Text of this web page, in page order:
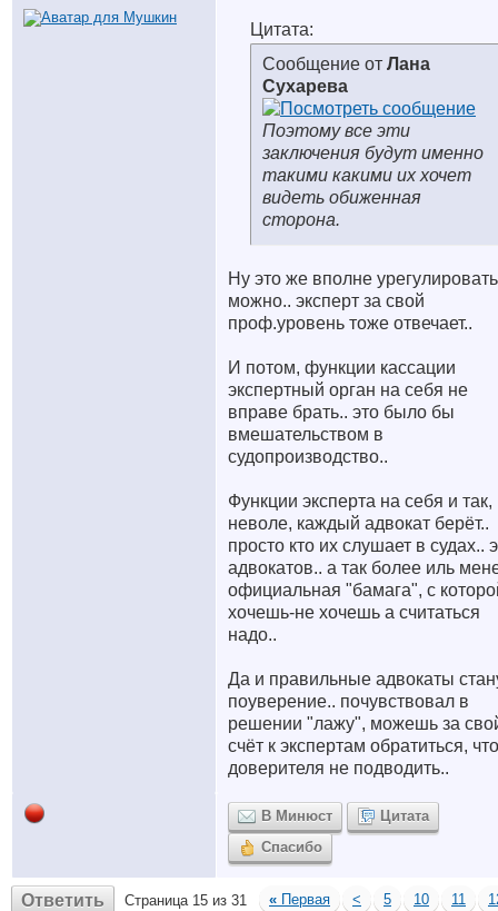
Цитата:
Сообщение от Лана
Сухарева
Поэтому все эти
заключения будут именно
такими какими их хочет
видеть обиженная
сторона.
Ну это же вполне
можно.. эксперт за свой
проф.уровень тоже отвечает..
И потом, функции кассации
экспертный орган на себя не
вправе брать.. это было бы
вмешательством в
судопроизводство..
Функции эксперта на себя и так,
неволе, каждый адвокат берёт..
просто кто их слушает в судах..
адвокатов.. а так более иль
официальная "бамага", с
хочешь-не хочешь а считаться
надо..
Да и правильные адвокаты
поуверение.. почувствовал в
решении "лажу", можешь за
счёт к экспертам обратиться,
доверителя не подводить..
В Минюст
Цитата
Спасибо
Ответить Страница 15 из 31 « Первая < 5 10 11